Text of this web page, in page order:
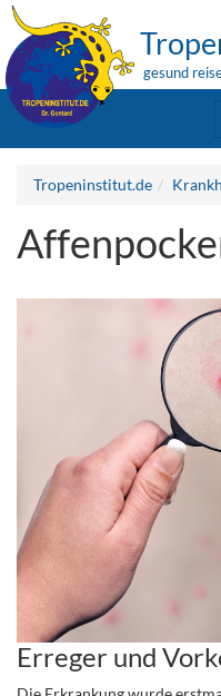
gesund
Tropeninstitut.de
Erreger und